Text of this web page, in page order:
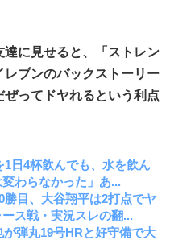
に見せると、「ストレン
ブンのバックストーリー
ってドヤれるという利点
1日4杯飲んでも、水を飲ん
わらなかった」あ...
勝目、大谷翔平は2打点でヤ
ス戦・実況スレの翻...
弾丸19号HRと好守備で大